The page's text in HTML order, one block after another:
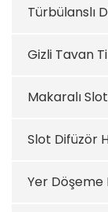
Türbülanslı
Gizli Tavan
Makaralı
Slot Difüzör
Yer Döşeme